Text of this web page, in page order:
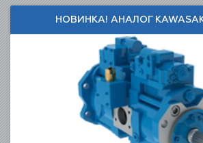
НОВИНКА! АНАЛОГ